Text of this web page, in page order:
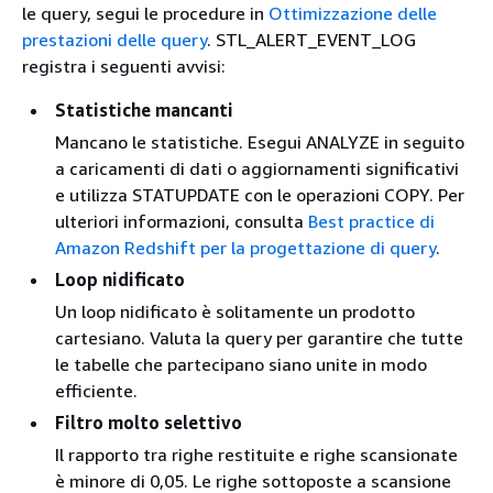
le query, segui le procedure in Ottimizzazione delle
prestazioni delle query. STL_ALERT_EVENT_LOG
registra i seguenti avvisi:
Statistiche mancanti
Mancano le statistiche. Esegui ANALYZE in seguito
a caricamenti di dati o aggiornamenti significativi
e utilizza STATUPDATE con le operazioni COPY. Per
ulteriori informazioni, consulta Best practice di
Amazon Redshift per la progettazione di query.
Loop nidificato
Un loop nidificato è solitamente un prodotto
cartesiano. Valuta la query per garantire che tutte
le tabelle che partecipano siano unite in modo
efficiente.
Filtro molto selettivo
Il rapporto tra righe restituite e righe scansionate
è minore di 0,05. Le righe sottoposte a scansione